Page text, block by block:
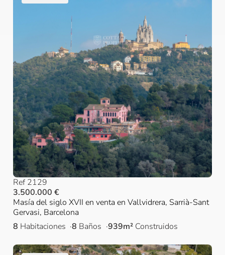
Ref 2129
3.500.000 €
Masía del siglo XVII en venta en Vallvidrera, Sarrià-Sant
Gervasi, Barcelona
8 Habitaciones 8 Baños 939m² Construidos